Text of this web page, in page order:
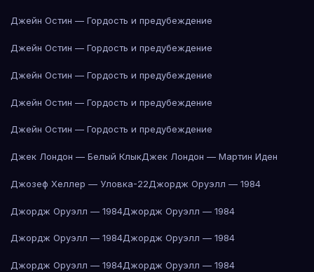
Джейн Остин — Гордость и предубеждение
Джейн Остин — Гордость и предубеждение
Джейн Остин — Гордость и предубеждение
Джейн Остин — Гордость и предубеждение
Джейн Остин — Гордость и предубеждение
Джек Лондон — Белый КлыкДжек Лондон — Мартин Иден
Джозеф Хеллер — Уловка-22Джордж Оруэлл — 1984
Джордж Оруэлл — 1984Джордж Оруэлл — 1984
Джордж Оруэлл — 1984Джордж Оруэлл — 1984
Джордж Оруэлл — 1984Джордж Оруэлл — 1984